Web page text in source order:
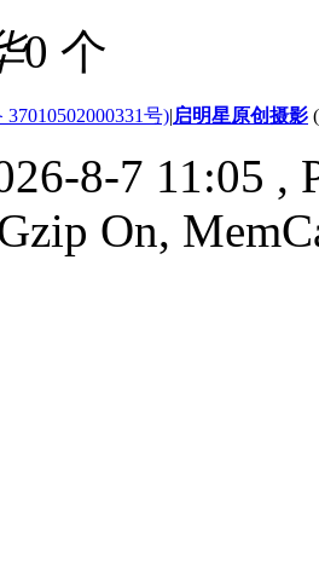
0 个
号)|启明星原创摄影
8-7 11:05 ,
On,